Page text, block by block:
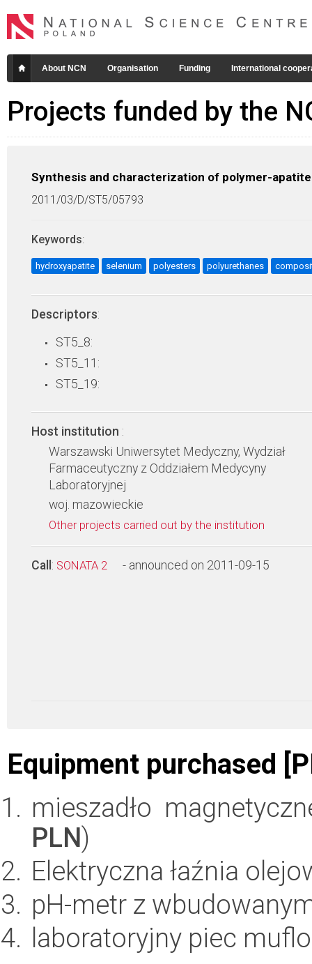
About NCN Organisation Funding International
Projects funded by the
Synthesis and characterization of polymer-
2011/03/D/ST5/05793
Keywords:
hydroxyapatite selenium polyesters polyurethanes
Descriptors:
ST5_8:
ST5_11:
ST5_19:
Host institution :
Warszawski Uniwersytet Medyczny, Wydział
Farmaceutyczny z Oddziałem Medycyny
Laboratoryjnej
woj. mazowieckie
Other projects carried out by the institution
Call : SONATA 2 - announced on 2011-09-15
Equipment purchased
mieszadło
PLN)
Elektryczna łaźnia
pH-metr z
laboratoryjny piec